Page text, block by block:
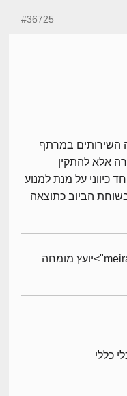
#36725
השירותים במרתף
אלא להתקין
כיווני על מנת למנוע
הביוב כתוצאה
ארז מירב -meirav.com" target="_blank">יועץ מומחה
כללי